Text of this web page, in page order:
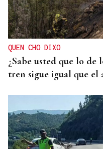
QUEN CHO DIXO
¿Sabe usted que lo de
tren sigue igual que el